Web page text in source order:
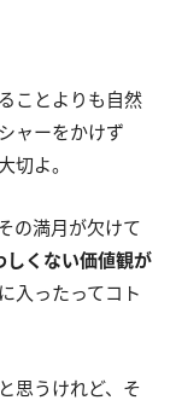
ことよりも自然
ャーをかけず
切よ。
の満月が欠けて
しくない価値観が
入ったってコト
思うけれど、そ